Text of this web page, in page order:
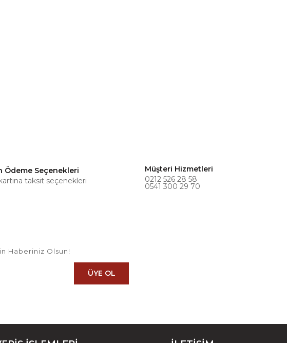
Ödeme Seçenekleri
taksit seçenekleri
Müşteri Hizmetleri
0212 526 28 58
0541 300 29 70
Haberiniz Olsun!
ÜYE OL